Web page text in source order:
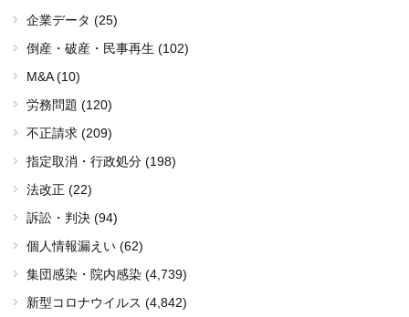
企業データ (25)
倒産・破産・民事再生 (102)
M&A (10)
労務問題 (120)
不正請求 (209)
指定取消・行政処分 (198)
法改正 (22)
訴訟・判決 (94)
個人情報漏えい (62)
集団感染・院内感染 (4,739)
新型コロナウイルス (4,842)